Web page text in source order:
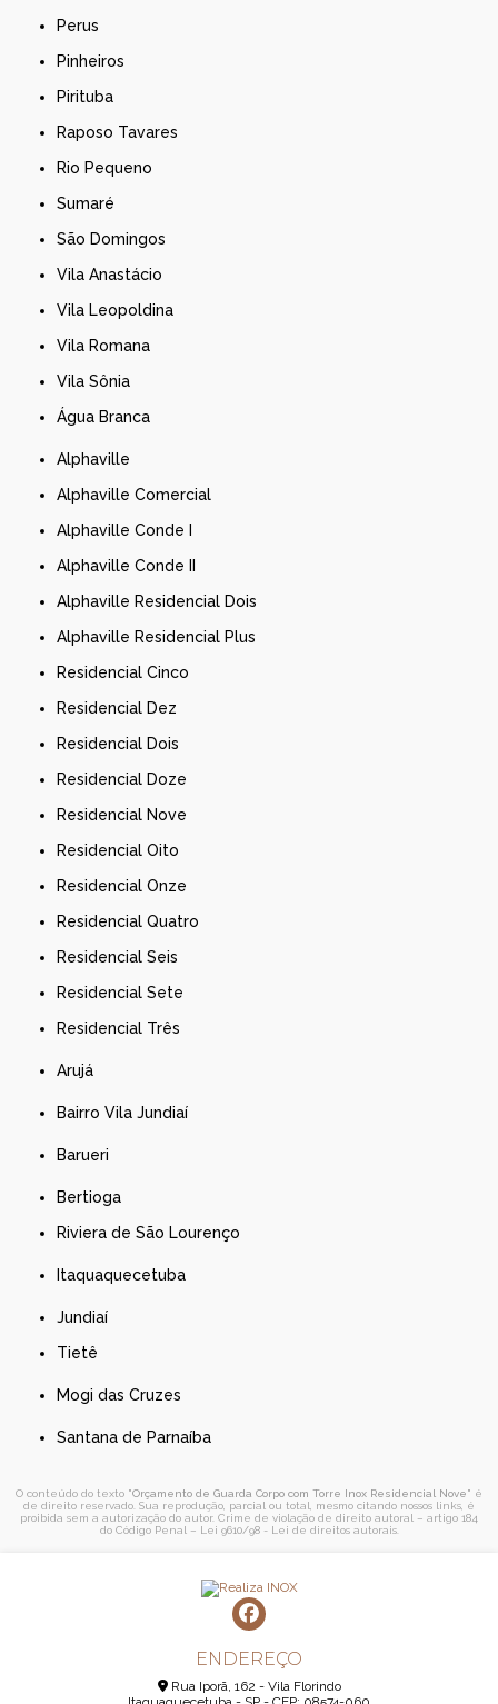
Perus
Pinheiros
Pirituba
Raposo Tavares
Rio Pequeno
Sumaré
São Domingos
Vila Anastácio
Vila Leopoldina
Vila Romana
Vila Sônia
Água Branca
Alphaville
Alphaville Comercial
Alphaville Conde I
Alphaville Conde II
Alphaville Residencial Dois
Alphaville Residencial Plus
Residencial Cinco
Residencial Dez
Residencial Dois
Residencial Doze
Residencial Nove
Residencial Oito
Residencial Onze
Residencial Quatro
Residencial Seis
Residencial Sete
Residencial Três
Arujá
Bairro Vila Jundiaí
Barueri
Bertioga
Riviera de São Lourenço
Itaquaquecetuba
Jundiaí
Tietê
Mogi das Cruzes
Santana de Parnaíba
O conteúdo do texto "Orçamento de Guarda Corpo com Torre Inox Residencial Nove" é
de direito reservado. Sua reprodução, parcial ou total, mesmo citando nossos links, é
proibida sem a autorização do autor. Crime de violação de direito autoral – artigo 184
do Código Penal – Lei 9610/98 - Lei de direitos autorais.
ENDEREÇO
Rua Iporã, 162 - Vila Florindo